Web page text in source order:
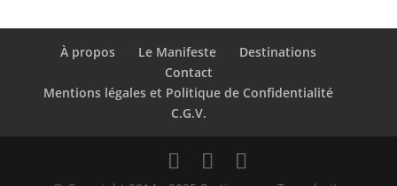
À propos Le Manifeste
Destinations
Contact
Mentions légales et Politique de Confidentialité
C.G.V.